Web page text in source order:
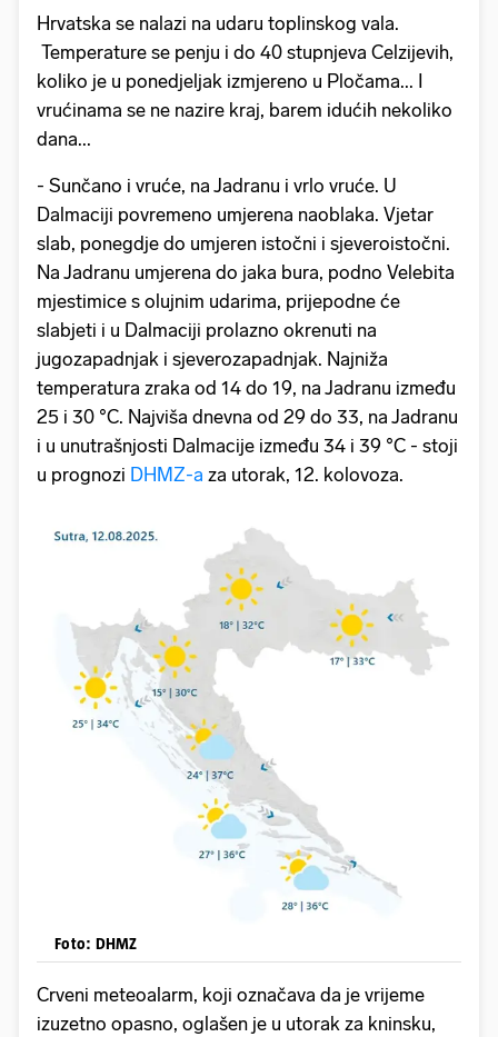
Hrvatska se nalazi na udaru toplinskog vala.
Temperature se penju i do 40 stupnjeva Celzijevih,
koliko je u ponedjeljak izmjereno u Pločama... I
vrućinama se ne nazire kraj, barem idućih nekoliko
dana...
- Sunčano i vruće, na Jadranu i vrlo vruće. U
Dalmaciji povremeno umjerena naoblaka. Vjetar
slab, ponegdje do umjeren istočni i sjeveroistočni.
Na Jadranu umjerena do jaka bura, podno Velebita
mjestimice s olujnim udarima, prijepodne će
slabjeti i u Dalmaciji prolazno okrenuti na
jugozapadnjak i sjeverozapadnjak. Najniža
temperatura zraka od 14 do 19, na Jadranu između
25 i 30 °C. Najviša dnevna od 29 do 33, na Jadranu
i u unutrašnjosti Dalmacije između 34 i 39 °C - stoji
u prognozi DHMZ-a za utorak, 12. kolovoza.
Foto: DHMZ
Crveni meteoalarm, koji označava da je vrijeme
izuzetno opasno, oglašen je u utorak za kninsku,